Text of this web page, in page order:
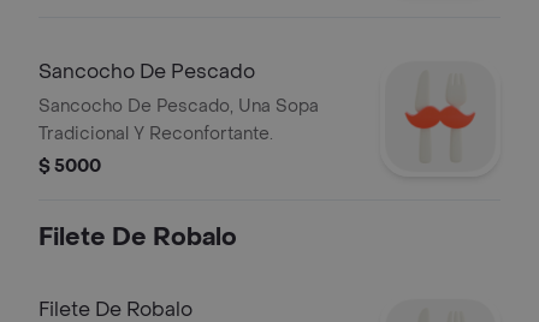
Sancocho De Pescado
Sancocho De Pescado, Una Sopa
Tradicional Y Reconfortante.
$ 5000
Filete De Robalo
Filete De Robalo